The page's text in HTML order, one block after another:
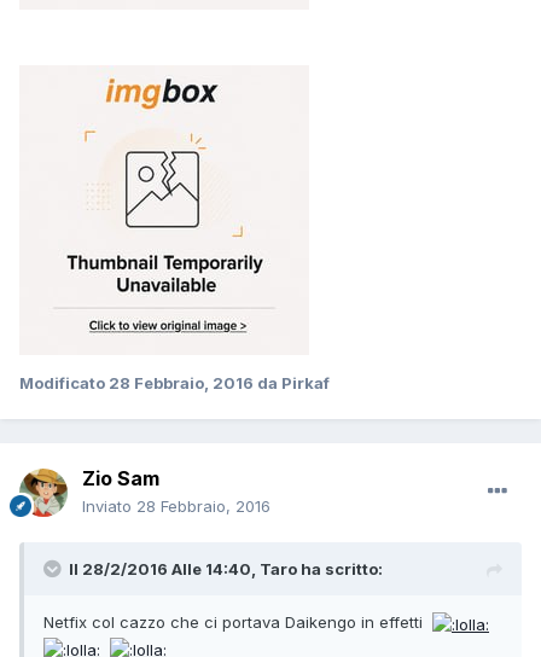
Modificato 28 Febbraio, 2016 da Pirkaf
Zio Sam
Inviato 28 Febbraio, 2016
Il 28/2/2016 Alle 14:40, Taro ha scritto:
Netfix col cazzo che ci portava Daikengo in effetti